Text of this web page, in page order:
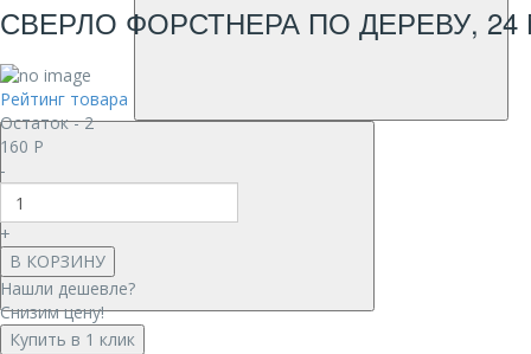
СВЕРЛО ФОРСТНЕРА ПО ДЕРЕВУ,
Рейтинг товара
Остаток - 2
160 Р
-
+
В КОРЗИНУ
Нашли дешевле?
Снизим цену!
Купить в 1 клик